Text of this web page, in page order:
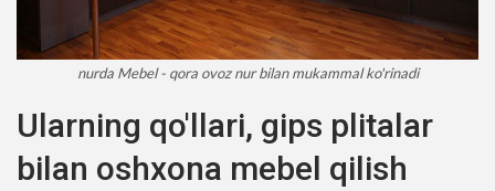
nurda Mebel - qora ovoz nur bilan mukammal ko'rinadi
Ularning qo'llari, gips plitalar
bilan oshxona mebel qilish